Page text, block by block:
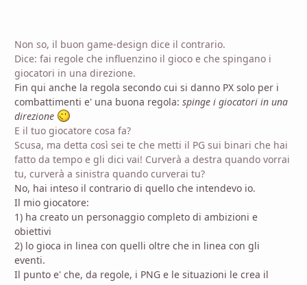
Non so, il buon game-design dice il contrario.
Dice: fai regole che influenzino il gioco e che spingano i
giocatori in una direzione.
Fin qui anche la regola secondo cui si danno PX solo per i
combattimenti e' una buona regola: spinge i giocatori in una
direzione
E il tuo giocatore cosa fa?
Scusa, ma detta così sei te che metti il PG sui binari che hai
fatto da tempo e gli dici vai! Curverà a destra quando vorrai
tu, curverà a sinistra quando curverai tu?
No, hai inteso il contrario di quello che intendevo io.
Il mio giocatore:
1) ha creato un personaggio completo di ambizioni e
obiettivi
2) lo gioca in linea con quelli oltre che in linea con gli
eventi.
Il punto e' che, da regole, i PNG e le situazioni le crea il